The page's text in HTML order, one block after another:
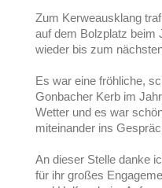
Zum Kerweausklang
auf dem Bolzplatz beim
wieder bis zum
Es war eine fröhliche,
Gonbacher Kerb im
Wetter und es war
miteinander ins
An dieser Stelle danke
für ihr großes